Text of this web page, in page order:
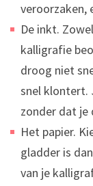
veroorzaken,
De inkt.
kalligrafie
droog niet
snel klontert.
zonder dat je
Het papier.
gladder is
van je